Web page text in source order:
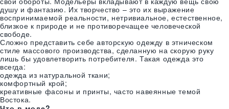
душу и фантазию. Их творчество – это их выражение
воспринимаемой реальности, нетривиальное, естественное,
близкое к природе и не противоречащее человеческой
свободе.
Сложно представить себе авторскую одежду в этническом
стиле массового производства, сделанную на скорую руку
лишь бы удовлетворить потребителя. Такая одежда это
всегда:
одежда из натуральной ткани;
комфортный крой;
креативные фасоны и принты, часто навеянные темой
Востока.